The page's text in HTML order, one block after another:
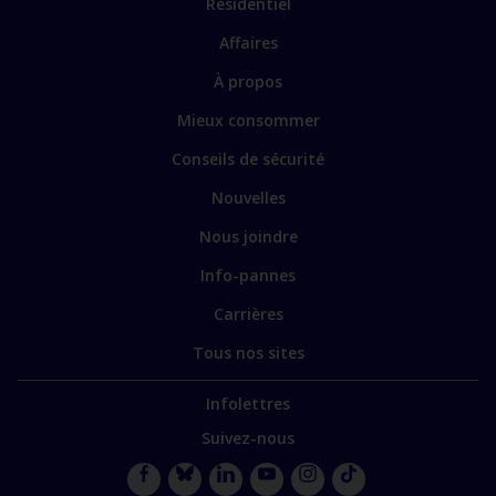
les
principales
Affaires
Lien
certains
sites
À propos
Mieux consommer
Conseils de sécurité
Nouvelles
Nous joindre
Info-pannes
Carrières
Tous nos sites
Infolettres
Suivez-nous